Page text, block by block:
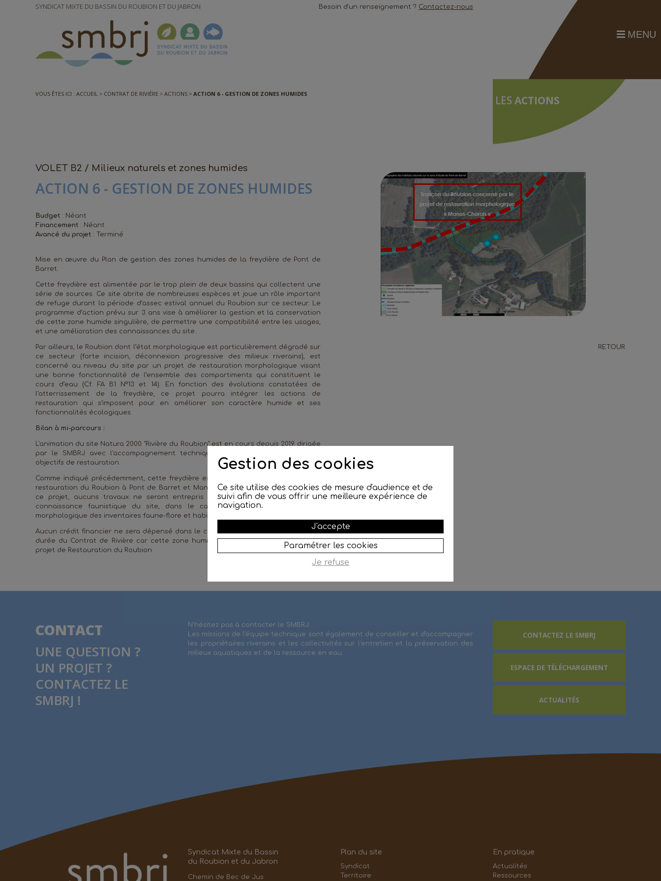
SYNDICAT MIXTE DU BASSIN DU ROUBION ET DU JABRON Besoin d'un renseignement ? Contactez-nous
VOUS ÊTES ICI : ACCUEIL CONTRAT DE RIVIÈRE ACTIONS ACTION 6 - GESTION DE ZONES HUMIDES LESACTIONS
VOLET B2 / Milieux naturels et zones humides
ACTION 6 - GESTION DE ZONES HUMIDES
Budget : Néant
Financement : Néant
Avancé du projet : Terminé
Mise en œuvre du Plan de gestion des zones humides de la freydière de Pont de
Barret.
Cette freydière est alimentée par le trop plein de deux bassins qui collectent une
série de sources. Ce site abrite de nombreuses espèces et joue un rôle important
de refuge durant la période d’assec estival annuel du Roubion sur ce secteur. Le
programme d’action prévu sur 3 ans vise à améliorer la gestion et la conservation
de cette zone humide singulière, de permettre une compatibilité entre les usages,
et une amélioration des connaissances du site.
Par ailleurs, le Roubion dont l’état morphologique est particulièrement dégradé sur
ce secteur (forte incision, déconnexion progressive des milieux riverains), est
concerné au niveau du site par un projet de restauration morphologique visant
une bonne fonctionnalité de l’ensemble des compartiments qui constituent le
cours d’eau (Cf. FA B1 N°13 et 14). En fonction des évolutions constatées de
l’atterrissement de la freydière, ce projet pourra intégrer les actions de
restauration qui s’imposent pour en améliorer son caractère humide et ses
fonctionnalités écologiques.
Bilan à mi-parcours :
L'animation du site Natura 2000 "Rivière du Roubion" est en cours depuis 2019, dirigée
par le SMBRJ avec l'accompagnement technique du CEN-RA pour définir des
objectifs de restauration.
Comme indiqué précédemment, cette freydière est adjacente à la zone projet de
restauration du Roubion à Pont de Barret et Manas. Dans l’attente du devenir de
ce projet, aucuns travaux ne seront entrepris sur cette zone. Concernant la
connaissance faunistique du site, dans le cadre du projet de restauration
morphologique des inventaires faune-flore et habitats sont en cours (2021/2022).
Aucun crédit financier ne sera dépensé dans le cadre de cette fiche action sur la
durée du Contrat de Rivière car cette zone humide est prise en compte dans le
projet de Restauration du Roubion.
RETOUR
CONTACT
UNE QUESTION ?
UN PROJET ?
CONTACTEZ LE
SMBRJ !
N'hésitez pas à contacter le SMBRJ.
Les missions de l'équipe technique sont également de conseiller et d'accompagner
les propriétaires riverains et les collectivités sur l'entretien et la préservation des
milieux aquatiques et de la ressource en eau.
CONTACTEZ LE SMBRJ
ESPACE DE TÉLÉCHARGEMENT
ACTUALITÉS
Syndicat Mixte du Bassin
du Roubion et du Jabron
Chemin de Bec de Jus
Plan du site
Syndicat
Territoire
En pratique
Actualités
Ressources
MENU
Gestion des cookies
Ce site utilise des cookies de mesure d'audience et de
suivi afin de vous offrir une meilleure expérience de
navigation.
J'accepte
Paramétrer les cookies
Je refuse